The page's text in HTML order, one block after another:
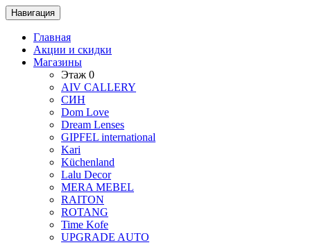
Навигация
Главная
Акции и скидки
Магазины
Этаж 0
AIV CALLERY
CИH
Dom Love
Dream Lenses
GIPFEL international
Kari
Küchenland
Lalu Decor
MERA MEBEL
RAITON
ROTANG
Time Kofe
UPGRADE AUTO